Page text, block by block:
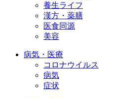
養生ライフ
漢方・薬膳
医食同源
美容
病気・医療
コロナウイルス
病気
症状